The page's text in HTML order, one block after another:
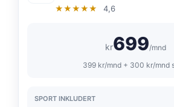
★★★★★ 4,6
kr699/mnd
399 kr/mnd + 300 kr/mnd
SPORT INKLUDERT